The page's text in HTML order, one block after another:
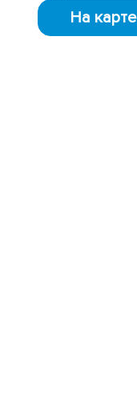
На карте